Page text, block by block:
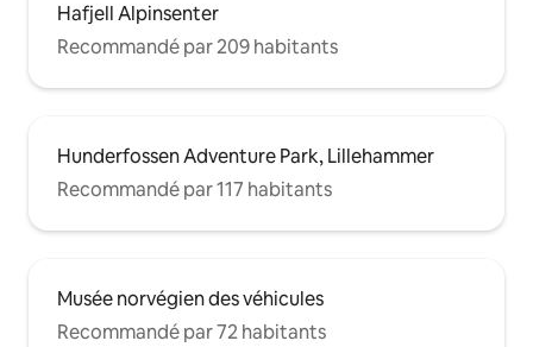
Hafjell Alpinsenter
Recommandé par 209 habitants
Hunderfossen Adventure Park, Lillehammer
Recommandé par 117 habitants
Musée norvégien des véhicules
Recommandé par 72 habitants